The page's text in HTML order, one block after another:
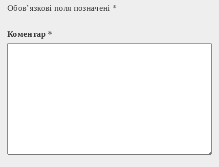
Обов’язкові поля позначені *
Коментар *